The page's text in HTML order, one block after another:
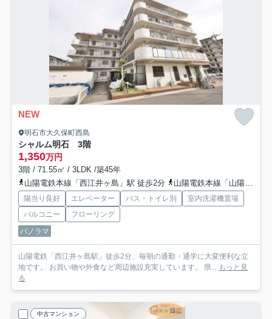
NEW
明石市大久保町西島
シャルム明石 3階
1,350万円
3階 / 71.55㎡ / 3LDK /築45年
山陽電鉄本線「西江井ヶ島」駅 徒歩2分
山陽電鉄本線「山陽魚住」駅 徒歩10分
陽当り良好 エレベーター バス・トイレ別
室内洗濯機置場
バルコニー
フローリング
パノラマ
山陽電鉄「西江井ヶ島駅」徒歩2分、毎朝の通勤・通学に大変便利な立
地です。 お買い物や外食など周辺施設充実しています。 県... もっと見
る
中古マンション